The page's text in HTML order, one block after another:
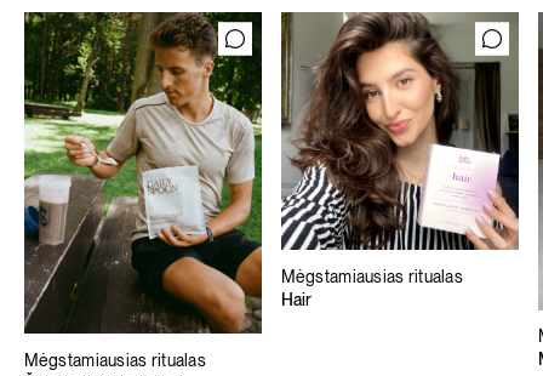
Mėgstamiausias ritualas
Mėgstamiausias ritualas
Hair